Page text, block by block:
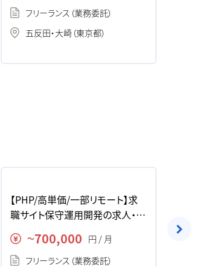
フリーランス（業務委託）
五反田・大崎（東京都）
【PHP/高単価/一部リモート】求
職サイト保守運用開発の求人・案
件
〜700,000 円 / 月
フリーランス（業務委託）